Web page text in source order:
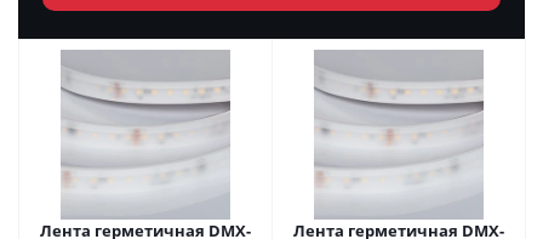
Лента герметичная DMX-
Лента герметичная DMX-